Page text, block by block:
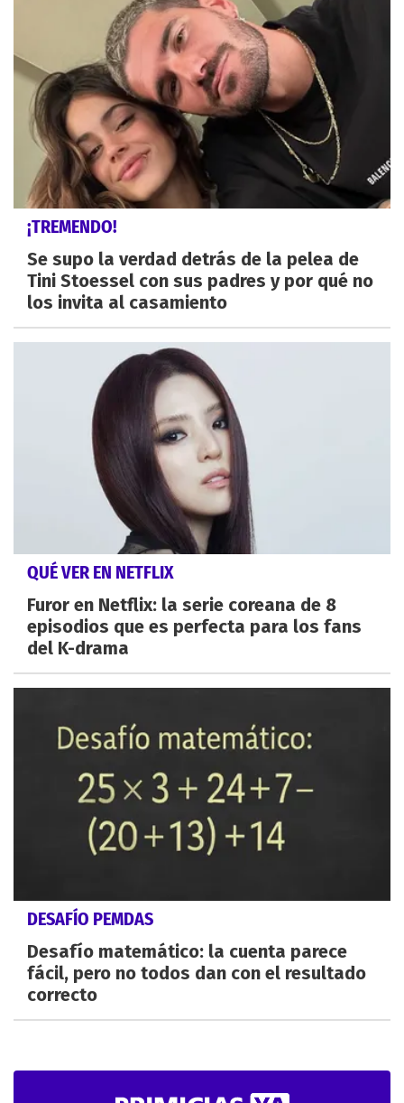
¡TREMENDO!
Se supo la verdad detrás de la pelea de
Tini Stoessel con sus padres y por qué no
los invita al casamiento
QUÉ VER EN NETFLIX
Furor en Netflix: la serie coreana de 8
episodios que es perfecta para los fans
del K-drama
DESAFÍO PEMDAS
Desafío matemático: la cuenta parece
fácil, pero no todos dan con el resultado
correcto